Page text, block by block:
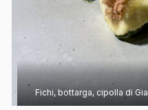
Fichi, bottarga, cipolla di